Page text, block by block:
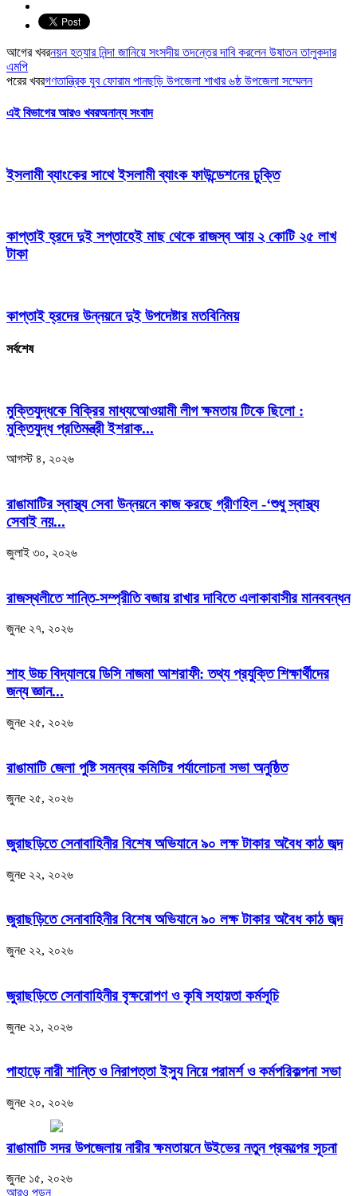
আগের খবরনয়ন হত্যার নিন্দা জানিয়ে সংসদীয় তদন্তের দাবি করলেন উষাতন তালুকদার
এমপি
পরের খবরগণতান্ত্রিক যুব ফোরাম পানছড়ি উপজেলা শাখার ৬ষ্ঠ উপজেলা সম্মেলন
এই বিভাগের আরও খবরঅনান্য সংবাদ
ইসলামী ব্যাংকের সাথে ইসলামী ব্যাংক ফাউন্ডেশনের চুক্তি
কাপ্তাই হ্রদে দুই সপ্তাহেই মাছ থেকে রাজস্ব আয় ২ কোটি ২৫ লাখ
টাকা
কাপ্তাই হ্রদের উন্নয়নে দুই উপদেষ্টার মতবিনিময়
সর্বশেষ
মুক্তিযুদ্ধকে বিক্রির মাধ্যআেওয়ামী লীগ ক্ষমতায় টিকে ছিলো :
মুক্তিযুদ্ধ প্রতিমন্ত্রী ইশরাক...
আগস্ট ৪, ২০২৬
রাঙামাটির স্বাস্থ্য সেবা উন্নয়নে কাজ করছে গ্রীণহিল -‘শুধু স্বাস্থ্য
সেবাই নয়...
জুলাই ৩০, ২০২৬
রাজস্থলীতে শান্তি-সম্প্রীতি বজায় রাখার দাবিতে এলাকাবাসীর মানববন্ধন
জুনe ২৭, ২০২৬
শাহ উচ্চ বিদ্যালয়ে ডিসি নাজমা আশরাফী: তথ্য প্রযুক্তি শিক্ষার্থীদের
জন্য জ্ঞান...
জুনe ২৫, ২০২৬
রাঙামাটি জেলা পুষ্টি সমন্বয় কমিটির পর্যালোচনা সভা অনুষ্ঠিত
জুনe ২৫, ২০২৬
জুরাছড়িতে সেনাবাহিনীর বিশেষ অভিযানে ৯০ লক্ষ টাকার অবৈধ কাঠ জব্দ
জুনe ২২, ২০২৬
জুরাছড়িতে সেনাবাহিনীর বিশেষ অভিযানে ৯০ লক্ষ টাকার অবৈধ কাঠ জব্দ
জুনe ২২, ২০২৬
জুরাছড়িতে সেনাবাহিনীর বৃক্ষরোপণ ও কৃষি সহায়তা কর্মসূচি
জুনe ২১, ২০২৬
পাহাড়ে নারী শান্তি ও নিরাপত্তা ইস্যু নিয়ে পরামর্শ ও কর্মপরিকল্পনা সভা
জুনe ২০, ২০২৬
রাঙামাটি সদর উপজেলায় নারীর ক্ষমতায়নে উইভের নতুন প্রকল্পের সূচনা
জুনe ১৫, ২০২৬
আরও পড়ুন